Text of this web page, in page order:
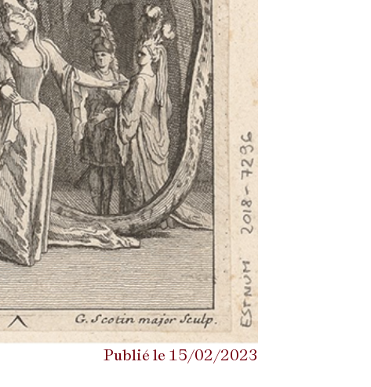
Publié le 15/02/2023